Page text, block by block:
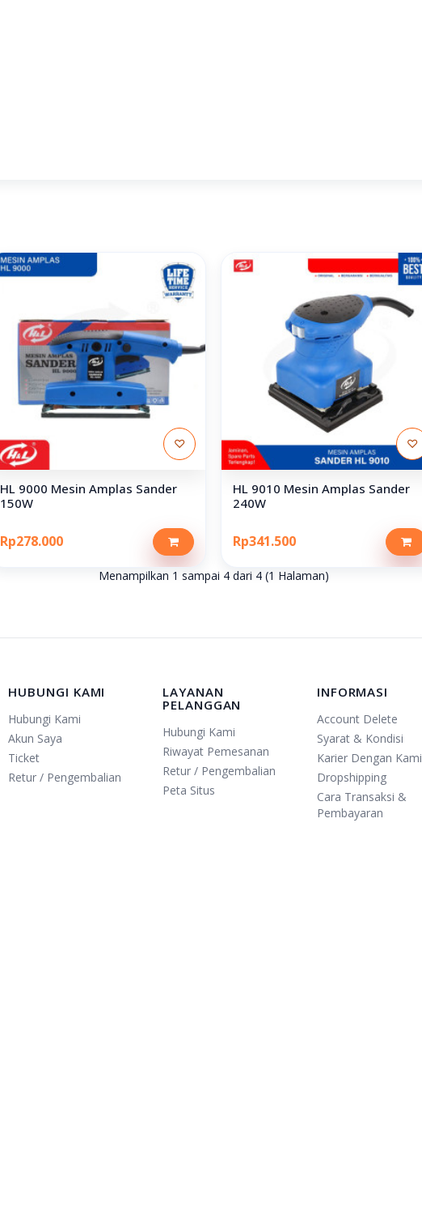
♡
HL 9000 Mesin Amplas Sander
150W
Rp278.000
♡
HL 9010 Mesin Amplas Sander
240W
Rp341.500
Menampilkan 1 sampai 4 dari 4 (1 Halaman)
HUBUNGI KAMI
Hubungi Kami
Akun Saya
Ticket
Retur / Pengembalian
LAYANAN
PELANGGAN
Hubungi Kami
Riwayat Pemesanan
Retur / Pengembalian
Peta Situs
INFORMASI
Account Delete
Syarat & Kondisi
Karier Dengan Kami
Dropshipping
Cara Transaksi &
Pembayaran